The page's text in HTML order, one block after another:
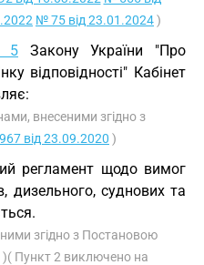
№ 75 від 23.01.2024)
5 Закону України "Про
відповідності" Кабінет
внесеними згідно з
від 23.09.2020 )
регламент щодо вимог
дизельного, суднових та
згідно з Постановою
)( Пункт 2 виключено на